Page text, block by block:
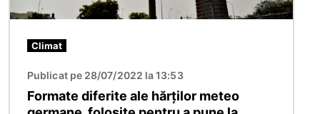
Climat
Publicat pe 28/07/2022 la 13:53
Formate diferite ale hărților meteo